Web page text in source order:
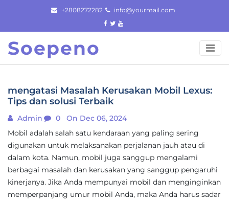
content
+2808272282 info@yourmail.com
Soepeno
mengatasi Masalah Kerusakan Mobil Lexus:
Tips dan solusi Terbaik
Admin 0
On Dec 06, 2024
Mobil adalah salah satu kendaraan yang paling sering
digunakan untuk melaksanakan perjalanan jauh atau di
dalam kota. Namun, mobil juga sanggup mengalami
berbagai masalah dan kerusakan yang sanggup pengaruhi
kinerjanya. Jika Anda mempunyai mobil dan menginginkan
memperpanjang umur mobil Anda, maka Anda harus sadar